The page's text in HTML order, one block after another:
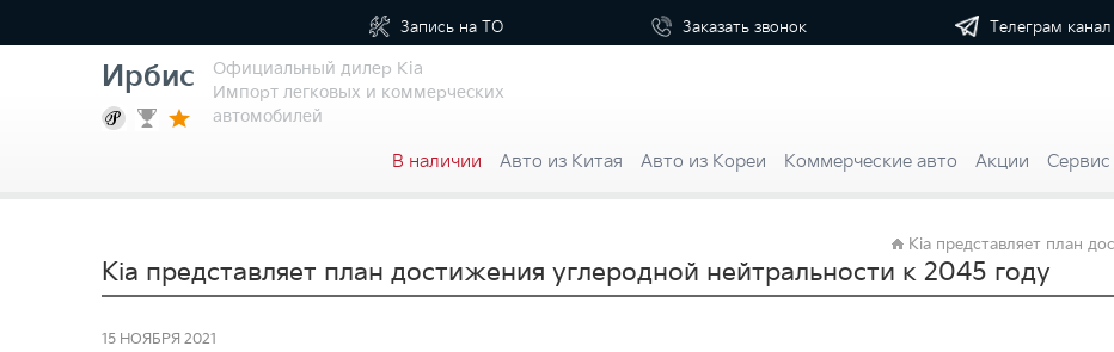
Запись на ТО Заказать звонок Телеграм канал
Ирбис
Официальный дилер Kia
Импорт легковых и коммерческих
автомобилей
В наличии Авто из Китая Авто из Кореи Коммерческие авто Акции Сервис
Kia представляет план
Kia представляет план достижения углеродной нейтральности к 2045 году
15 НОЯБРЯ 2021